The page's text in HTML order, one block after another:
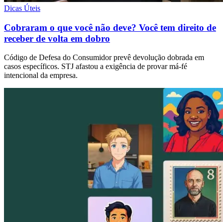
Dicas Úteis
Cobraram o que você não deve? Você tem direito de
receber de volta em dobro
Código de Defesa do Consumidor prevê devolução dobrada em
casos específicos. STJ afastou a exigência de provar má-fé
intencional da empresa.